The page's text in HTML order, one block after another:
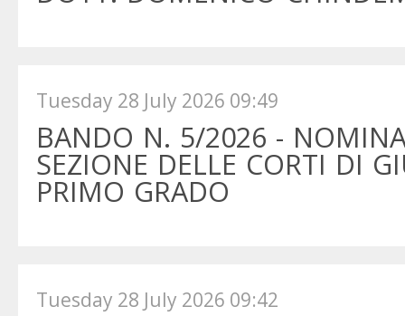
Tuesday 28 July 2026 09:49
BANDO N. 5/2026 -
SEZIONE DELLE CORTI DI
PRIMO GRADO
Tuesday 28 July 2026 09:42